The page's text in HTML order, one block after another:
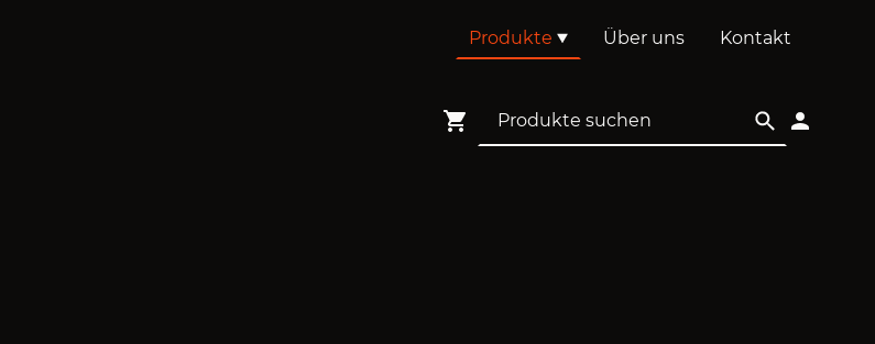
Produkte Über uns Kontakt